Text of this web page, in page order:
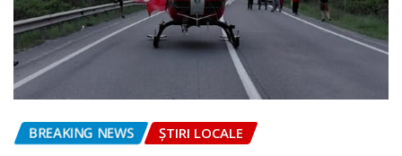
BREAKING NEWS ȘTIRI LOCALE